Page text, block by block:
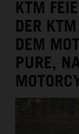
KTM
DER
DEM
PURE,